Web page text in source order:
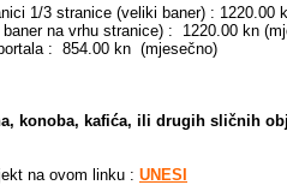
1/3 stranice (veliki baner) : 1220.00
na vrhu stranice) : 1220.00 kn
: 854.00 kn (mjesečno)
konoba, kafića, ili drugih sličnih
na ovom linku : UNESI